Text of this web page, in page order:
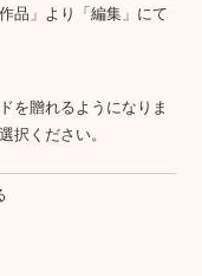
品」より「編集」にて
を贈れるようになりま
択ください。